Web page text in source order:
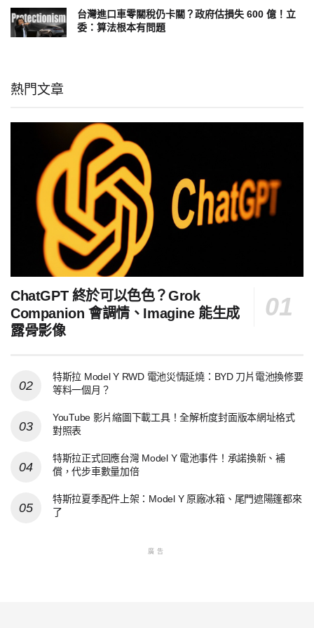
台灣進口車零關稅仍卡關？政府估損失 600 億！立
委：算法根本有問題
熱門文章
ChatGPT 終於可以色色？Grok
Companion 會調情、Imagine 能生成
露骨影像
特斯拉 Model Y RWD 電池災情延燒：BYD 刀片電池換修要
等料一個月？
YouTube 影片縮圖下載工具！全解析度封面版本網址格式
對照表
特斯拉正式回應台灣 Model Y 電池事件！承諾換新、補
償，代步車數量加倍
特斯拉夏季配件上架：Model Y 原廠冰箱、尾門遮陽篷都來
了
廣告